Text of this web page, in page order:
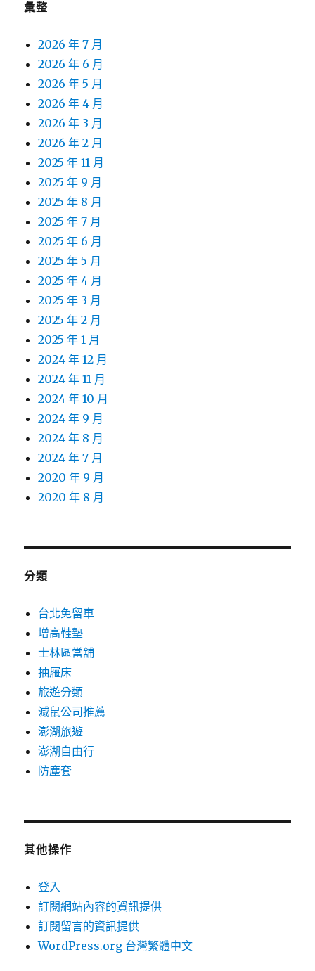
彙整
2026 年 7 月
2026 年 6 月
2026 年 5 月
2026 年 4 月
2026 年 3 月
2026 年 2 月
2025 年 11 月
2025 年 9 月
2025 年 8 月
2025 年 7 月
2025 年 6 月
2025 年 5 月
2025 年 4 月
2025 年 3 月
2025 年 2 月
2025 年 1 月
2024 年 12 月
2024 年 11 月
2024 年 10 月
2024 年 9 月
2024 年 8 月
2024 年 7 月
2020 年 9 月
2020 年 8 月
分類
台北免留車
增高鞋墊
士林區當舖
抽屜床
旅遊分類
滅鼠公司推薦
澎湖旅遊
澎湖自由行
防塵套
其他操作
登入
訂閱網站內容的資訊提供
訂閱留言的資訊提供
WordPress.org 台灣繁體中文